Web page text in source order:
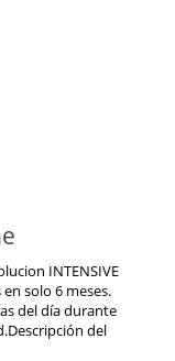
INTENSIVE
en solo 6 meses.
del día durante
del